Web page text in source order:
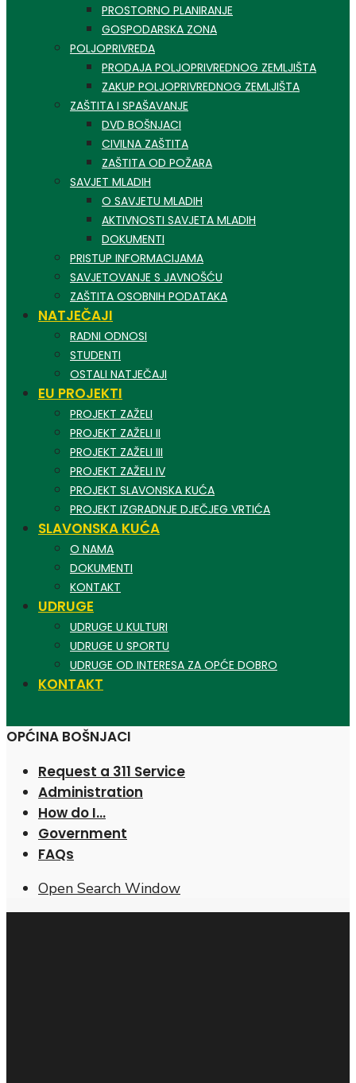
PROSTORNO PLANIRANJE
GOSPODARSKA ZONA
POLJOPRIVREDA
PRODAJA POLJOPRIVREDNOG ZEMLJIŠTA
ZAKUP POLJOPRIVREDNOG ZEMLJIŠTA
ZAŠTITA I SPAŠAVANJE
DVD BOŠNJACI
CIVILNA ZAŠTITA
ZAŠTITA OD POŽARA
SAVJET MLADIH
O SAVJETU MLADIH
AKTIVNOSTI SAVJETA MLADIH
DOKUMENTI
PRISTUP INFORMACIJAMA
SAVJETOVANJE S JAVNOŠĆU
ZAŠTITA OSOBNIH PODATAKA
NATJEČAJI
RADNI ODNOSI
STUDENTI
OSTALI NATJEČAJI
EU PROJEKTI
PROJEKT ZAŽELI
PROJEKT ZAŽELI II
PROJEKT ZAŽELI III
PROJEKT ZAŽELI IV
PROJEKT SLAVONSKA KUĆA
PROJEKT IZGRADNJE DJEČJEG VRTIĆA
SLAVONSKA KUĆA
O NAMA
DOKUMENTI
KONTAKT
UDRUGE
UDRUGE U KULTURI
UDRUGE U SPORTU
UDRUGE OD INTERESA ZA OPĆE DOBRO
KONTAKT
OPĆINA BOŠNJACI
Request a 311 Service
Administration
How do I…
Government
FAQs
Open Search Window